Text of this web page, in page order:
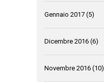
Gennaio 2017 (5)
Dicembre 2016 (6)
Novembre 2016 (10)